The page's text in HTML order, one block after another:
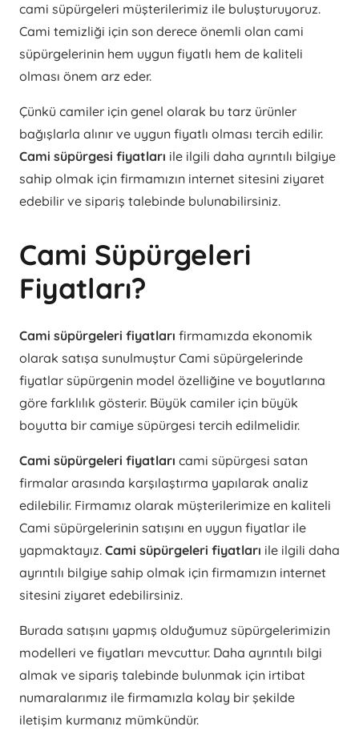
cami süpürgeleri müşterilerimiz ile buluşturuyoruz.
Cami temizliği için son derece önemli olan cami
süpürgelerinin hem uygun fiyatlı hem de kaliteli
olması önem arz eder.
Çünkü camiler için genel olarak bu tarz ürünler
bağışlarla alınır ve uygun fiyatlı olması tercih edilir.
Cami süpürgesi fiyatları ile ilgili daha ayrıntılı bilgiye
sahip olmak için firmamızın internet sitesini ziyaret
edebilir ve sipariş talebinde bulunabilirsiniz.
Cami Süpürgeleri
Fiyatları?
Cami süpürgeleri fiyatları firmamızda ekonomik
olarak satışa sunulmuştur Cami süpürgelerinde
fiyatlar süpürgenin model özelliğine ve boyutlarına
göre farklılık gösterir. Büyük camiler için büyük
boyutta bir camiye süpürgesi tercih edilmelidir.
Cami süpürgeleri fiyatları cami süpürgesi satan
firmalar arasında karşılaştırma yapılarak analiz
edilebilir. Firmamız olarak müşterilerimize en kaliteli
Cami süpürgelerinin satışını en uygun fiyatlar ile
yapmaktayız. Cami süpürgeleri fiyatları ile ilgili daha
ayrıntılı bilgiye sahip olmak için firmamızın internet
sitesini ziyaret edebilirsiniz.
Burada satışını yapmış olduğumuz süpürgelerimizin
modelleri ve fiyatları mevcuttur. Daha ayrıntılı bilgi
almak ve sipariş talebinde bulunmak için irtibat
numaralarımız ile firmamızla kolay bir şekilde
iletişim kurmanız mümkündür.